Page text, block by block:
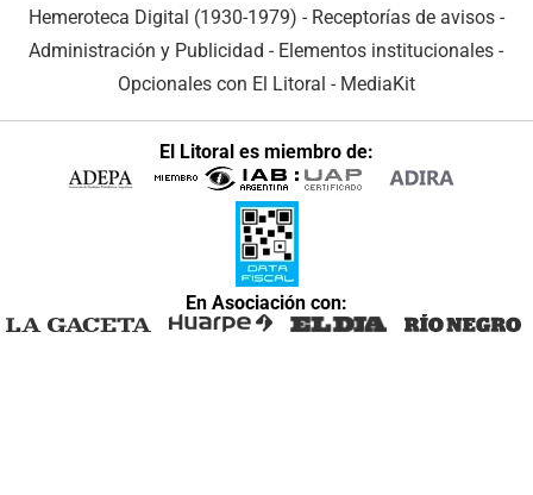
Hemeroteca Digital (1930-1979) - Receptorías de avisos -
Administración y Publicidad - Elementos institucionales -
Opcionales con El Litoral - MediaKit
El Litoral es miembro de:
En Asociación con: